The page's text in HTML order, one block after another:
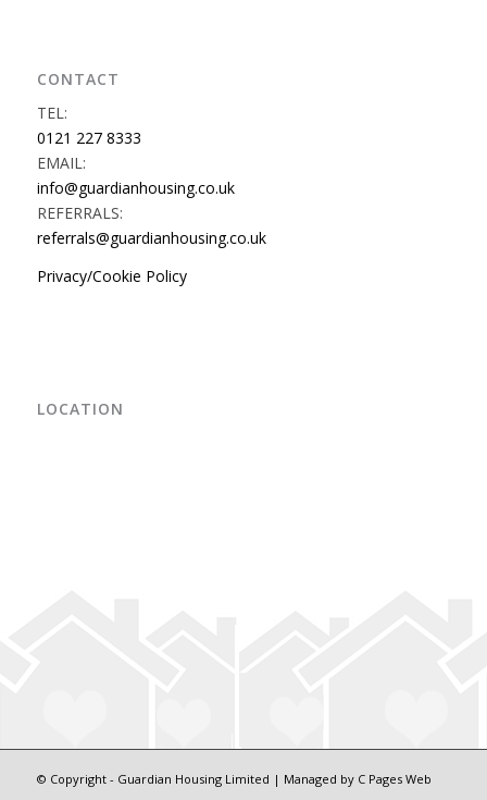
CONTACT
TEL:
0121 227 8333
EMAIL:
info@guardianhousing.co.uk
REFERRALS:
referrals@guardianhousing.co.uk
Privacy/Cookie Policy
LOCATION
© Copyright - Guardian Housing Limited | Managed by C Pages Web